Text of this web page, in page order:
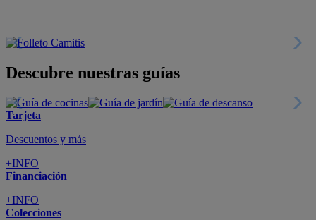
Descubre nuestras guías
Tarjeta
Descuentos y más
+INFO
Financiación
+INFO
Colecciones